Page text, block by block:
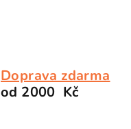
Doprava zdarma
od 2000 Kč